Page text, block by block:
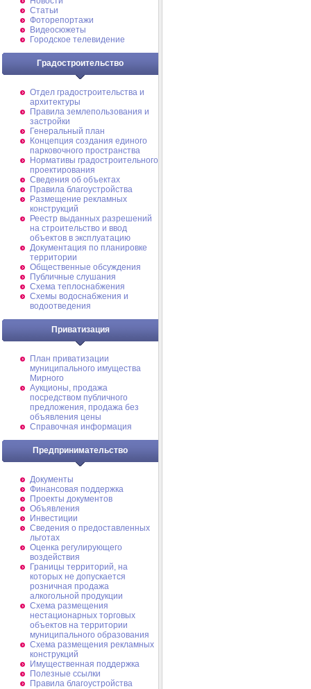
Статьи
Фоторепортажи
Видеосюжеты
Городское телевидение
Градостроительство
Отдел градостроительства и
архитектуры
Правила землепользования и
застройки
Генеральный план
Концепция создания единого
парковочного пространства
Нормативы градостроительного
проектирования
Сведения об объектах
Правила благоустройства
Размещение рекламных
конструкций
Реестр выданных разрешений
на строительство и ввод
объектов в эксплуатацию
Документация по планировке
территории
Общественные обсуждения
Публичные слушания
Схема теплоснабжения
Схемы водоснабжения и
водоотведения
Приватизация
План приватизации
муниципального имущества
Мирного
Аукционы, продажа
посредством публичного
предложения, продажа без
объявления цены
Справочная информация
Предпринимательство
Документы
Финансовая поддержка
Проекты документов
Объявления
Инвестиции
Сведения о предоставленных
льготах
Оценка регулирующего
воздействия
Границы территорий, на
которых не допускается
розничная продажа
алкогольной продукции
Схема размещения
нестационарных торговых
объектов на территории
муниципального образования
Схема размещения рекламных
конструкций
Имущественная поддержка
Полезные ссылки
Правила благоустройства